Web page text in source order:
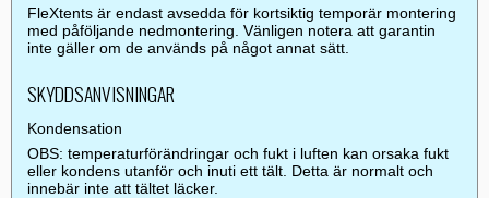
FleXtents är endast avsedda för kortsiktig temporär montering
med påföljande nedmontering. Vänligen notera att garantin
inte gäller om de används på något annat sätt.
SKYDDSANVISNINGAR
Kondensation
OBS: temperaturförändringar och fukt i luften kan orsaka fukt
eller kondens utanför och inuti ett tält. Detta är normalt och
innebär inte att tältet läcker.